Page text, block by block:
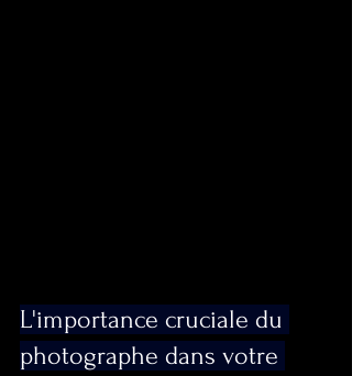
L'importance cruciale du
photographe dans votre